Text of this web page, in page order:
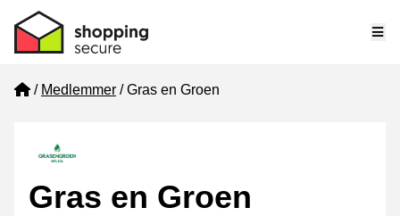
Home
Medlemmer Gras en Groen
Gras en Groen